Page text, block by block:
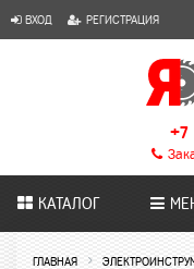
ВХОД РЕГИСТРАЦИЯ
+7
КАТАЛОГ
ГЛАВНАЯ